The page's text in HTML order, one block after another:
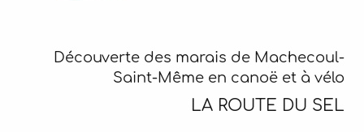
Découverte des marais de Machecoul-
Saint-Même en canoë et à vélo
LA ROUTE DU SEL